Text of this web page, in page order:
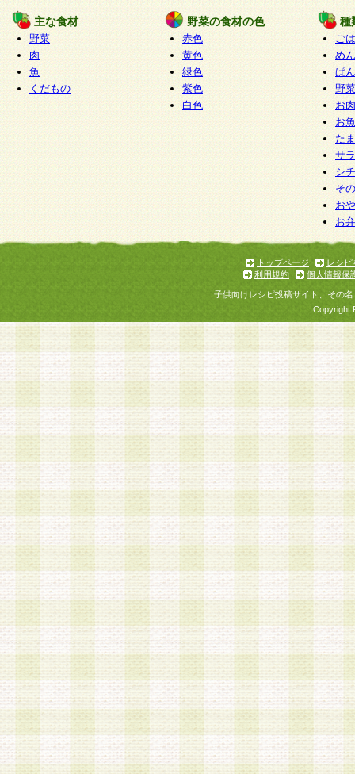
主な食材
野菜
肉
魚
くだもの
野菜の食材の色
赤色
黄色
緑色
紫色
白色
種
ご
めん
ぱん
野
お
お
た
サ
シ
そ
お
お
トップページ
レシピ
利用規約
個人情報保
子供向けレシピ投稿サイト、その
Copyright